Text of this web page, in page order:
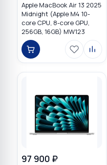
Apple MacBook Air 13 2025
Midnight (Apple M4 10-
core CPU, 8-core GPU,
256GB, 16GB) MW123
97 900 ₽